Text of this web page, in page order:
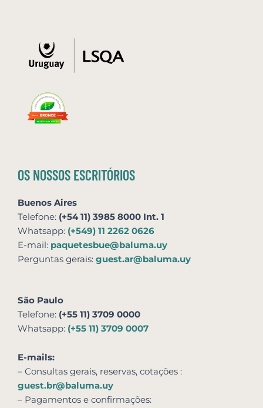
OS NOSSOS ESCRITÓRIOS
Buenos Aires
Telefone: (+54 11) 3985 8000 Int. 1
Whatsapp: (+549) 11 2262 0626
E-mail: paquetesbue@baluma.uy
Perguntas gerais: guest.ar@baluma.uy
São Paulo
Telefone: (+55 11) 3709 0000
Whatsapp: (+55 11) 3709 0007
E-mails:
– Consultas gerais, reservas, cotações :
guest.br@baluma.uy
– Pagamentos e confirmações: